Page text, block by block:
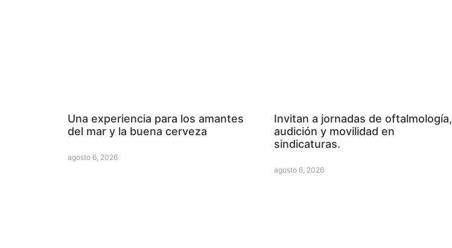
Una experiencia para los amantes
del mar y la buena cerveza
agosto 6, 2026
Invitan a jornadas de oftalmología,
audición y movilidad en
sindicaturas.
agosto 6, 2026